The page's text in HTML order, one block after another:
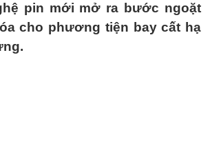
pin mới mở ra bước ngoặt
cho phương tiện bay cất hạ